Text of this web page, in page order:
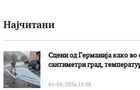
Најчитани
Сцени од Германија како во
сантиметри град,
04/08/2026 13:08